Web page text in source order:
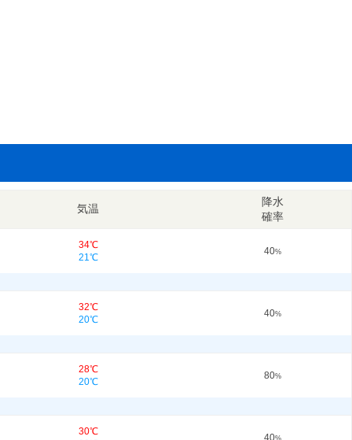
気温
降水
確率
34℃
21℃
40%
32℃
20℃
40%
28℃
20℃
80%
30℃
40%